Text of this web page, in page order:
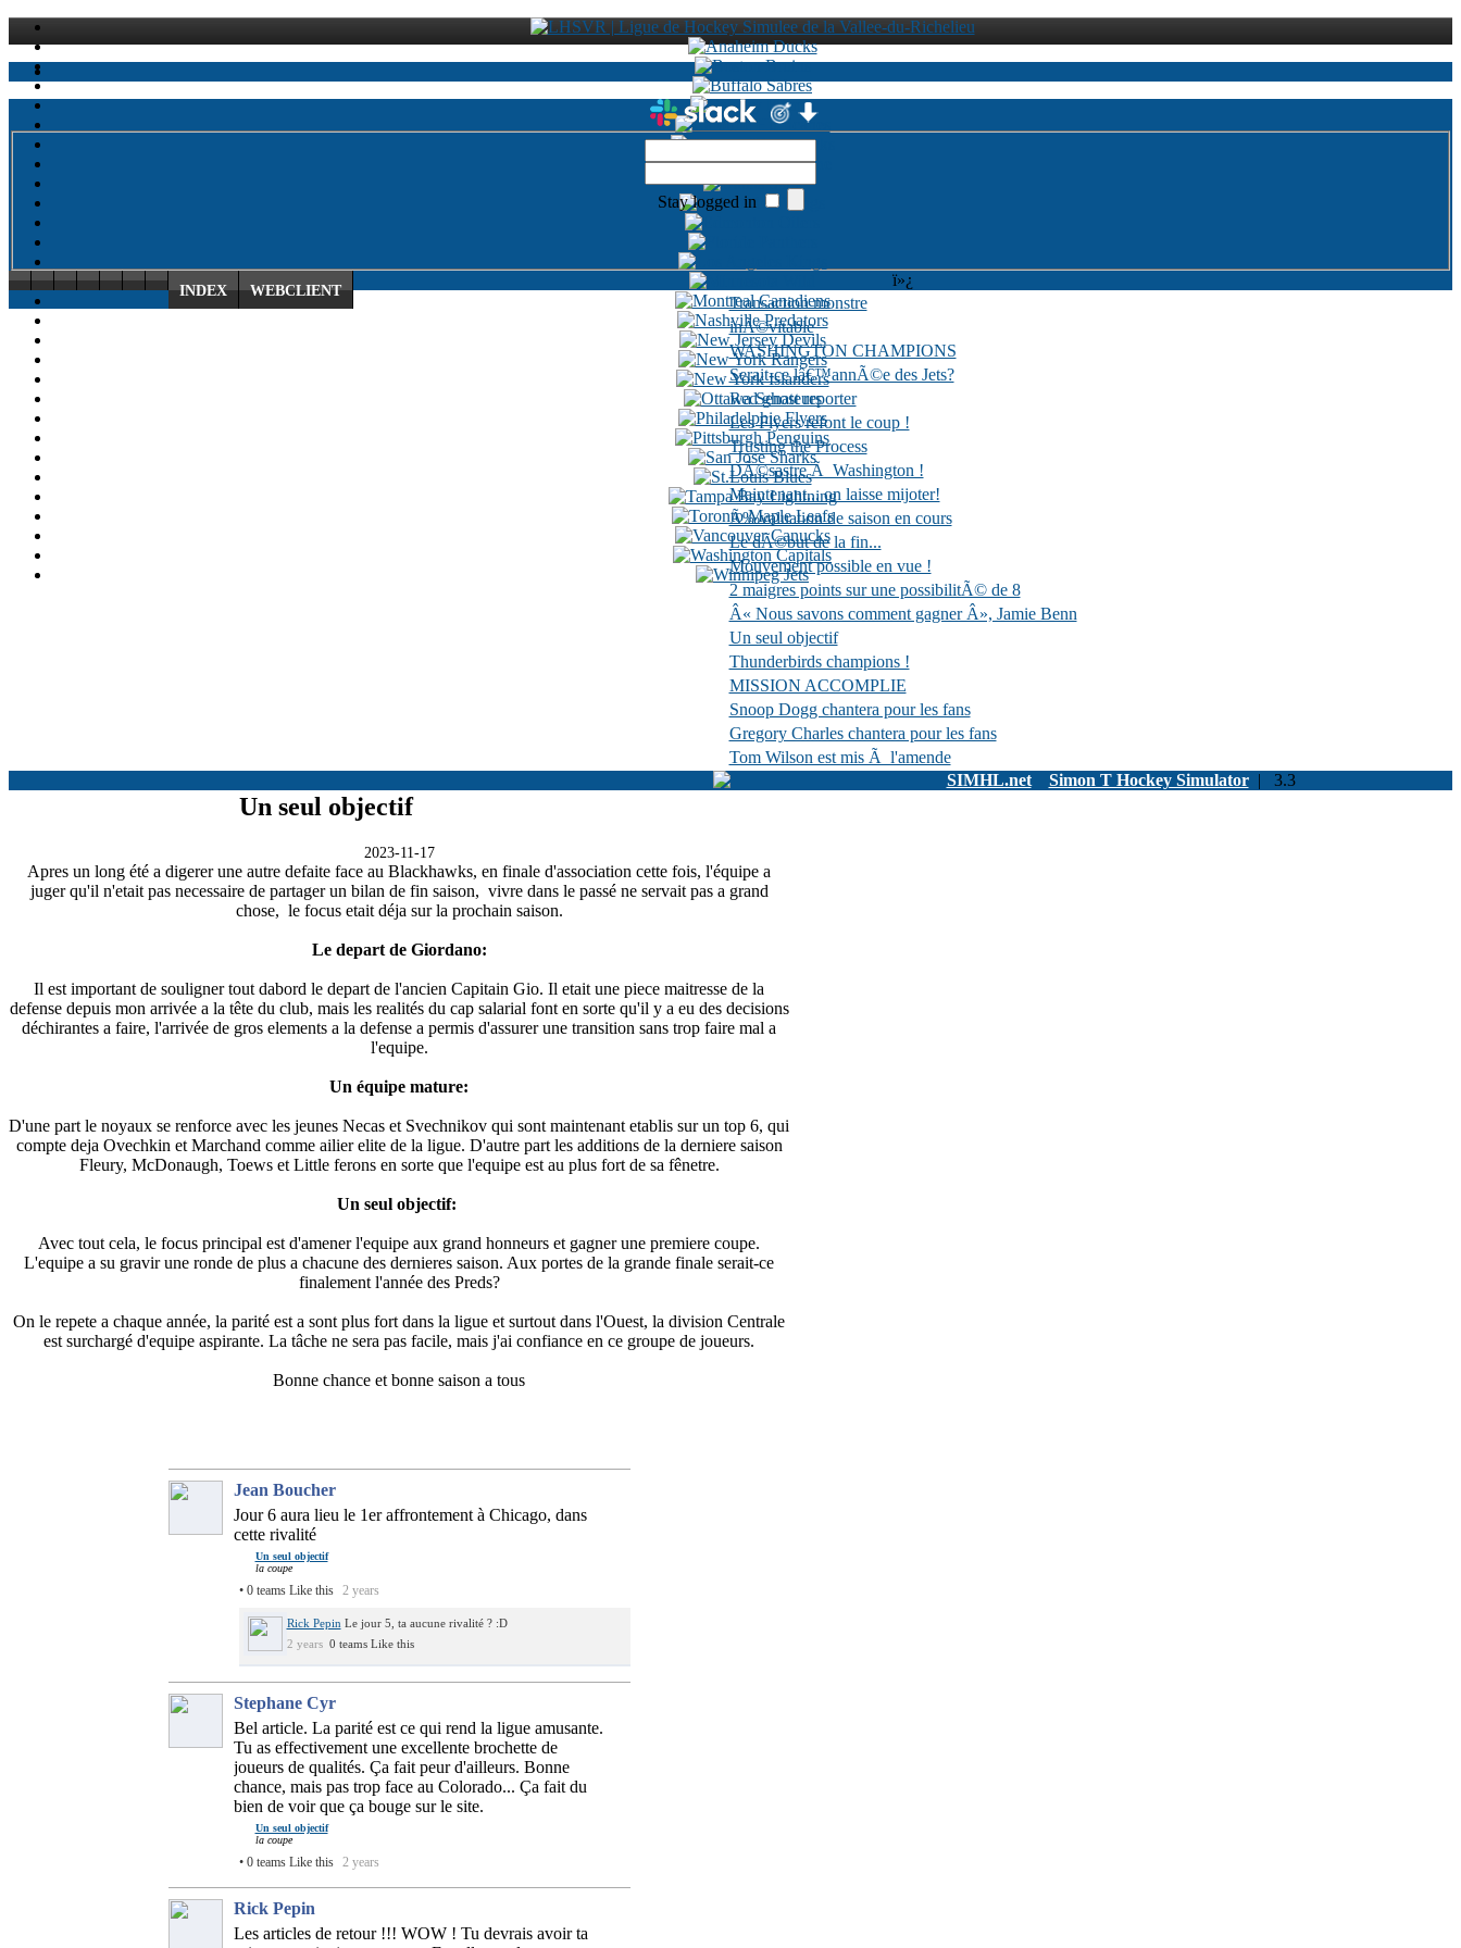
Stay logged in
ï»¿
INDEX WEBCLIENT
Transaction monstre
inÃ©vitable
WASHINGTON CHAMPIONS
Serait-ce lâ€™annÃ©e des Jets?
Red ghost reporter
Les Flyers refont le coup !
Trusting the Process
DÃ©sastre Ã Washington !
Maintenant... on laisse mijoter!
Ã‰valuation de saison en cours
Le dÃ©but de la fin...
Mouvement possible en vue !
2 maigres points sur une possibilitÃ© de 8
Â« Nous savons comment gagner Â», Jamie Benn
Un seul objectif
Thunderbirds champions !
MISSION ACCOMPLIE
Snoop Dogg chantera pour les fans
Gregory Charles chantera pour les fans
Tom Wilson est mis Ã l'amende
Un seul objectif
2023-11-17
Apres un long été a digerer une autre defaite face au Blackhawks, en finale d'association cette fois, l'équipe a
juger qu'il n'etait pas necessaire de partager un bilan de fin saison, vivre dans le passé ne servait pas a grand
chose, le focus etait déja sur la prochain saison.
Le depart de Giordano:
Il est important de souligner tout dabord le depart de l'ancien Capitain Gio. Il etait une piece maitresse de la
defense depuis mon arrivée a la tête du club, mais les realités du cap salarial font en sorte qu'il y a eu des decisions
déchirantes a faire, l'arrivée de gros elements a la defense a permis d'assurer une transition sans trop faire mal a
l'equipe.
Un équipe mature:
D'une part le noyaux se renforce avec les jeunes Necas et Svechnikov qui sont maintenant etablis sur un top 6, qui
compte deja Ovechkin et Marchand comme ailier elite de la ligue. D'autre part les additions de la derniere saison
Fleury, McDonaugh, Toews et Little ferons en sorte que l'equipe est au plus fort de sa fênetre.
Un seul objectif:
Avec tout cela, le focus principal est d'amener l'equipe aux grand honneurs et gagner une premiere coupe.
L'equipe a su gravir une ronde de plus a chacune des dernieres saison. Aux portes de la grande finale serait-ce
finalement l'année des Preds?
On le repete a chaque année, la parité est a sont plus fort dans la ligue et surtout dans l'Ouest, la division Centrale
est surchargé d'equipe aspirante. La tâche ne sera pas facile, mais j'ai confiance en ce groupe de joueurs.
Bonne chance et bonne saison a tous
Jean Boucher
Jour 6 aura lieu le 1er affrontement à Chicago, dans
cette rivalité
Un seul objectif
la coupe
• 0 teams Like this 2 years
Rick PepinLe jour 5, ta aucune rivalité ? :D
2 years 0 teams Like this
Stephane Cyr
Bel article. La parité est ce qui rend la ligue amusante.
Tu as effectivement une excellente brochette de
joueurs de qualités. Ça fait peur d'ailleurs. Bonne
chance, mais pas trop face au Colorado... Ça fait du
bien de voir que ça bouge sur le site.
Un seul objectif
la coupe
• 0 teams Like this 2 years
Rick Pepin
Les articles de retour !!! WOW ! Tu devrais avoir ta
SIMHL.net Simon T Hockey Simulator| 3.3